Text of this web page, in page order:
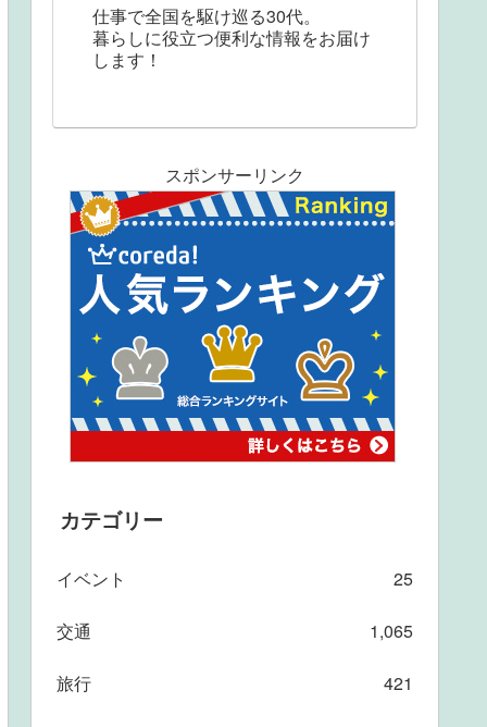
仕事で全国を駆け巡る30代。
暮らしに役立つ便利な情報をお届け
します！
スポンサーリンク
カテゴリー
イベント 25
交通 1,065
旅行 421